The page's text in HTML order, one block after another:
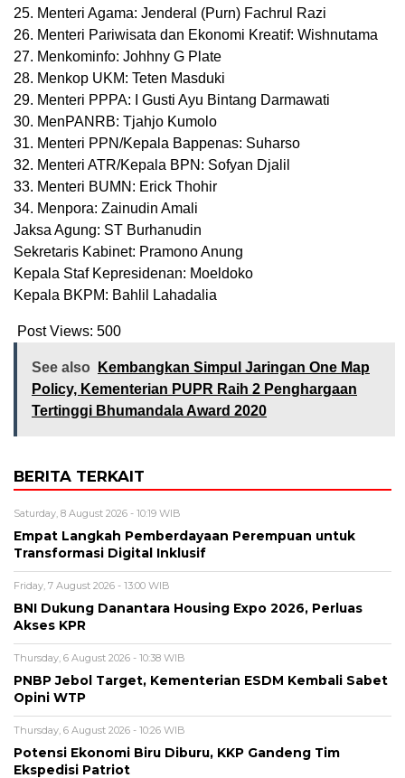
25. Menteri Agama: Jenderal (Purn) Fachrul Razi
26. Menteri Pariwisata dan Ekonomi Kreatif: Wishnutama
27. Menkominfo: Johhny G Plate
28. Menkop UKM: Teten Masduki
29. Menteri PPPA: I Gusti Ayu Bintang Darmawati
30. MenPANRB: Tjahjo Kumolo
31. Menteri PPN/Kepala Bappenas: Suharso
32. Menteri ATR/Kepala BPN: Sofyan Djalil
33. Menteri BUMN: Erick Thohir
34. Menpora: Zainudin Amali
Jaksa Agung: ST Burhanudin
Sekretaris Kabinet: Pramono Anung
Kepala Staf Kepresidenan: Moeldoko
Kepala BKPM: Bahlil Lahadalia
Post Views: 500
See also
Kembangkan Simpul Jaringan One Map
Policy, Kementerian PUPR Raih 2 Penghargaan
Tertinggi Bhumandala Award 2020
BERITA TERKAIT
Saturday, 8 August 2026 - 10:19 WIB
Empat Langkah Pemberdayaan Perempuan untuk
Transformasi Digital Inklusif
Friday, 7 August 2026 - 13:00 WIB
BNI Dukung Danantara Housing Expo 2026, Perluas
Akses KPR
Thursday, 6 August 2026 - 10:38 WIB
PNBP Jebol Target, Kementerian ESDM Kembali Sabet
Opini WTP
Thursday, 6 August 2026 - 10:26 WIB
Potensi Ekonomi Biru Diburu, KKP Gandeng Tim
Ekspedisi Patriot